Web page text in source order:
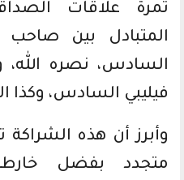
ثمرة علاقات
المتبادل بين صاحب
السادس، نصره الله،
فيليبي السادس، وكذا
وأبرز أن هذه الشراكة
متجدد بفضل